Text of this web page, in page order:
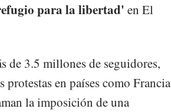
para la libertad' en El
de 3.5 millones de seguidores,
protestas en países como Francia
la imposición de una